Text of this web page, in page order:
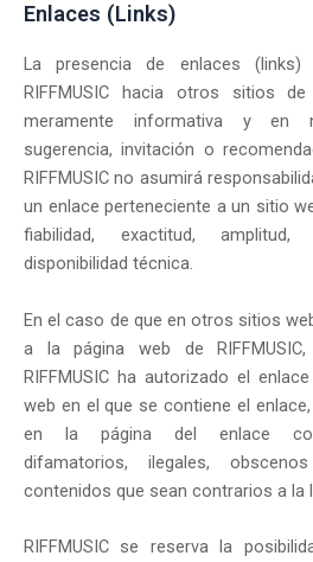
Enlaces (Links)
La presencia de enlaces
RIFFMUSIC hacia otros sitios
meramente informativa y en
sugerencia, invitación o
RIFFMUSIC no asumirá
un enlace perteneciente a un sitio
fiabilidad, exactitud,
disponibilidad técnica.
En el caso de que en otros sitios
a la página web de
RIFFMUSIC ha autorizado el
web en el que se contiene el
en la página del enlace
difamatorios, ilegales,
contenidos que sean contrarios a la
RIFFMUSIC se reserva la